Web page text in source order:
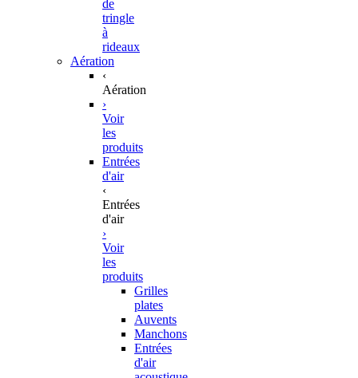
de
tringle
à
rideaux
Aération
‹
Aération
›
Voir
les
produits
Entrées
d'air
‹
Entrées
d'air
›
Voir
les
produits
Grilles
plates
Auvents
Manchons
Entrées
d'air